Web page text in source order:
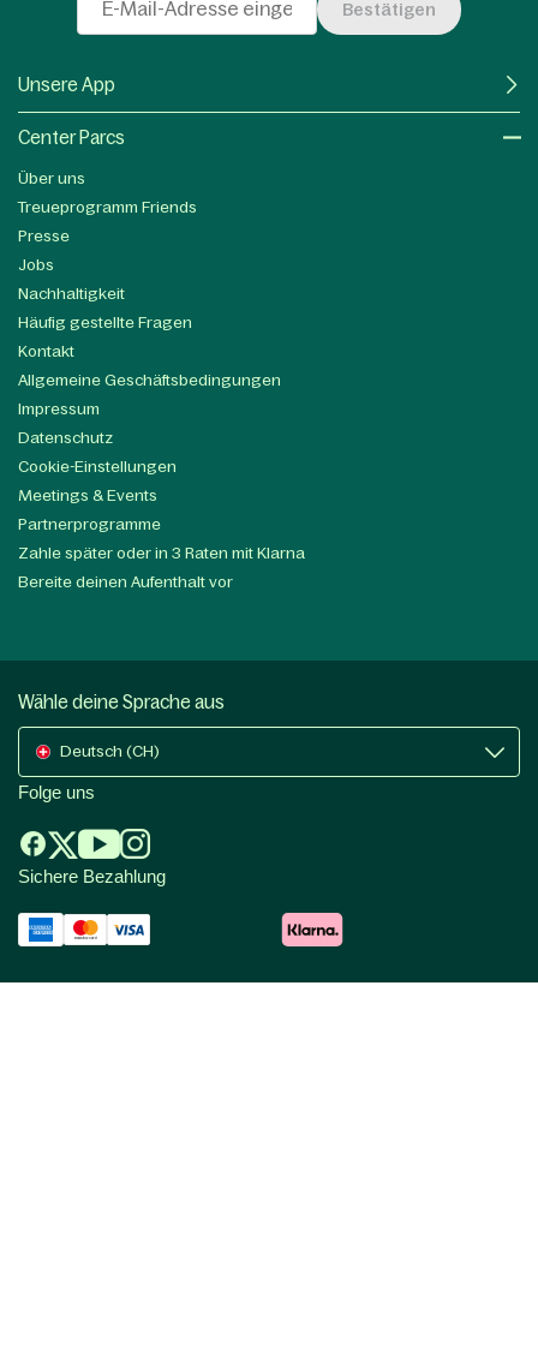
Bestätigen
Unsere App
Center Parcs
Über uns
Treueprogramm Friends
Presse
Jobs
Nachhaltigkeit
Häufig gestellte Fragen
Kontakt
Allgemeine Geschäftsbedingungen
Impressum
Datenschutz
Cookie-Einstellungen
Meetings & Events
Partnerprogramme
Zahle später oder in 3 Raten mit Klarna
Bereite deinen Aufenthalt vor
Wähle deine Sprache aus
Deutsch (CH)
Folge uns
Sichere Bezahlung